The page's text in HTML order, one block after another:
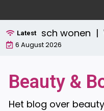
naar
de
inhoud
Latest
praktisch wonen |
6 August 2026
Beauty &
Het blog over